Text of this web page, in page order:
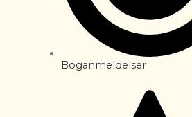
Boganmeldelser